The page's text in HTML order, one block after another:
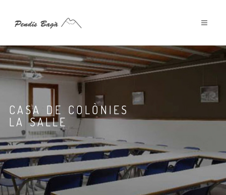
CASA DE COLÒNIES
LA SALLE